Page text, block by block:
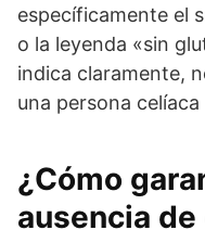
específicamente el
o la leyenda «sin
indica claramente,
una persona
¿Cómo
ausencia